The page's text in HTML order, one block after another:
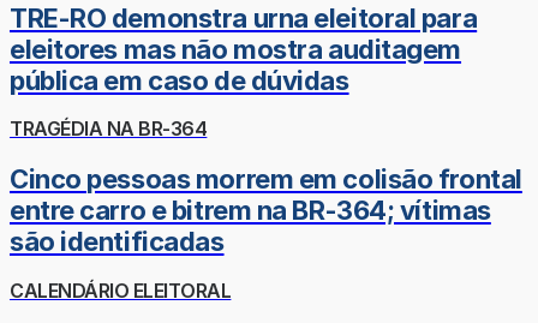
TRE-RO demonstra urna eleitoral para
eleitores mas não mostra auditagem
pública em caso de dúvidas
TRAGÉDIA NA BR-364
Cinco pessoas morrem em colisão frontal
entre carro e bitrem na BR-364; vítimas
são identificadas
CALENDÁRIO ELEITORAL